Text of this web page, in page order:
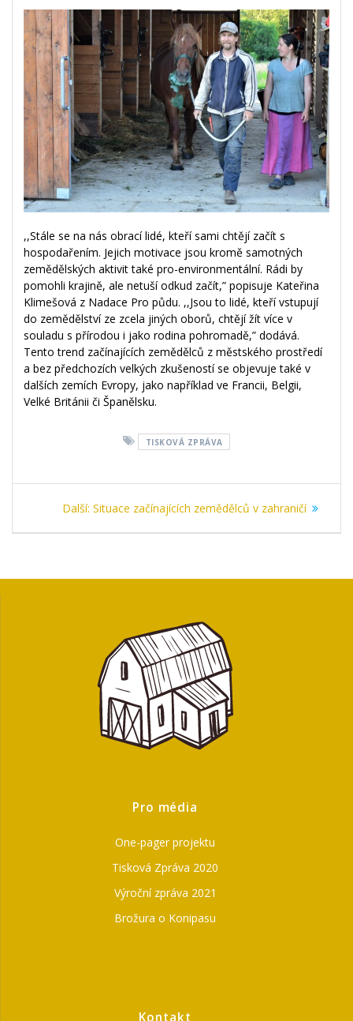
,,Stále se na nás obrací lidé, kteří sami chtějí začít s
hospodařením. Jejich motivace jsou kromě samotných
zemědělských aktivit také pro-environmentální. Rádi by
pomohli krajině, ale netuší odkud začít,” popisuje Kateřina
Klimešová z Nadace Pro půdu. ,,Jsou to lidé, kteří vstupují
do zemědělství ze zcela jiných oborů, chtějí žít více v
souladu s přírodou i jako rodina pohromadě,” dodává.
Tento trend začínajících zemědělců z městského prostředí
a bez předchozích velkých zkušeností se objevuje také v
dalších zemích Evropy, jako například ve Francii, Belgii,
Velké Británii či Španělsku.
TISKOVÁ ZPRÁVA
Navigace
pro
Další: Další
Situace začínajících zemědělců v zahraničí
Pro média
One-pager projektu
Tisková Zpráva 2020
Výroční zpráva 2021
Brožura o Konipasu
Kontakt